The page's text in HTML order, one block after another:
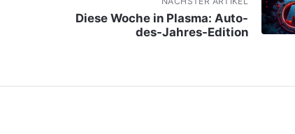
Diese Woche in Plasma: Auto-
des-Jahres-Edition